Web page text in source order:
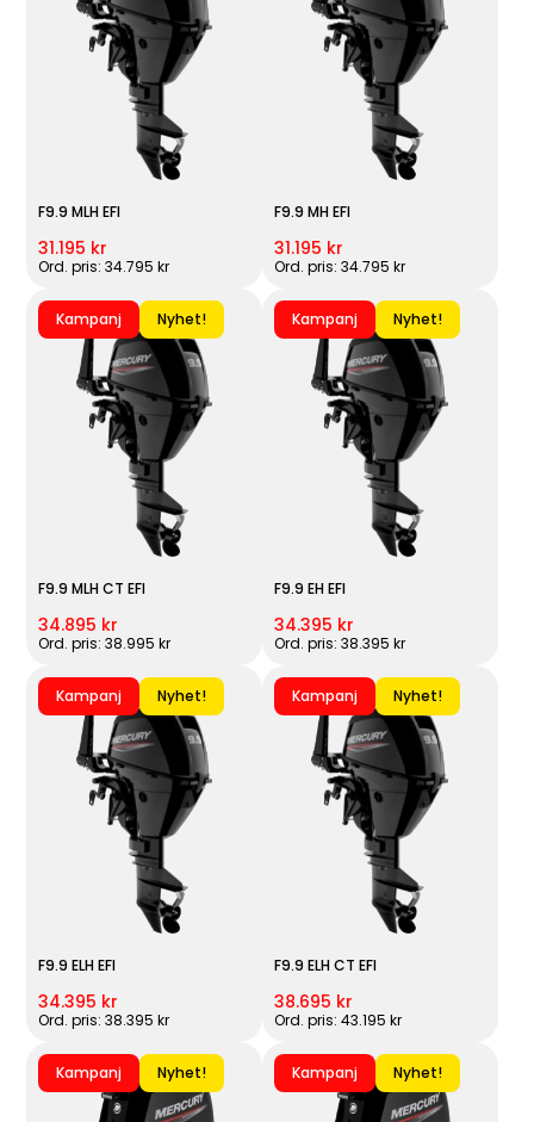
F9.9 MLH EFI
31.195 kr
Ord. pris: 34.795 kr
F9.9 MH EFI
31.195 kr
Ord. pris: 34.795 kr
Kampanj Nyhet!
F9.9 MLH CT EFI
34.895 kr
Ord. pris: 38.995 kr
Kampanj Nyhet!
F9.9 EH EFI
34.395 kr
Ord. pris: 38.395 kr
Kampanj Nyhet!
F9.9 ELH EFI
34.395 kr
Ord. pris: 38.395 kr
Kampanj Nyhet!
F9.9 ELH CT EFI
38.695 kr
Ord. pris: 43.195 kr
Kampanj Nyhet! Kampanj Nyhet!